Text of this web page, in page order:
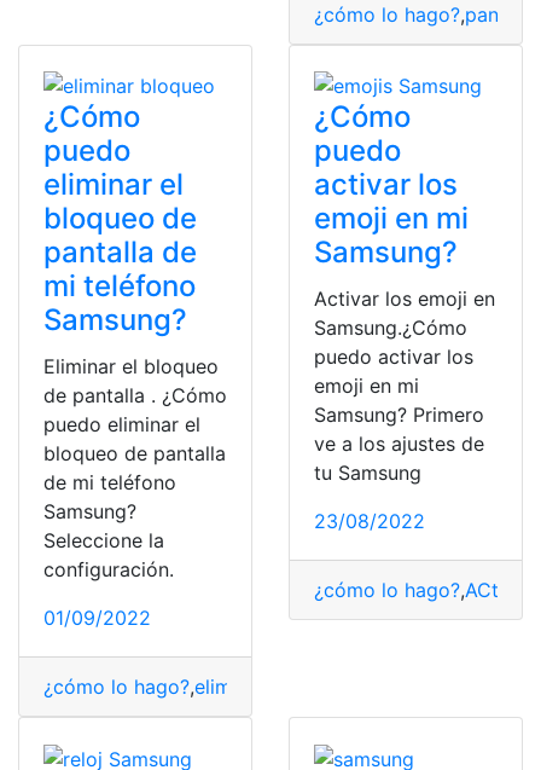
¿cómo lo hago?,pantalla
¿Cómo
puedo
eliminar el
bloqueo de
pantalla de
mi teléfono
Samsung?
Eliminar el bloqueo
de pantalla . ¿Cómo
puedo eliminar el
bloqueo de pantalla
de mi teléfono
Samsung?
Seleccione la
configuración.
01/09/2022
¿cómo lo hago?,eliminar
¿Cómo
puedo
activar los
emoji en mi
Samsung?
Activar los emoji en
Samsung.¿Cómo
puedo activar los
emoji en mi
Samsung? Primero
ve a los ajustes de
tu Samsung
23/08/2022
¿cómo lo hago?,ACtivar